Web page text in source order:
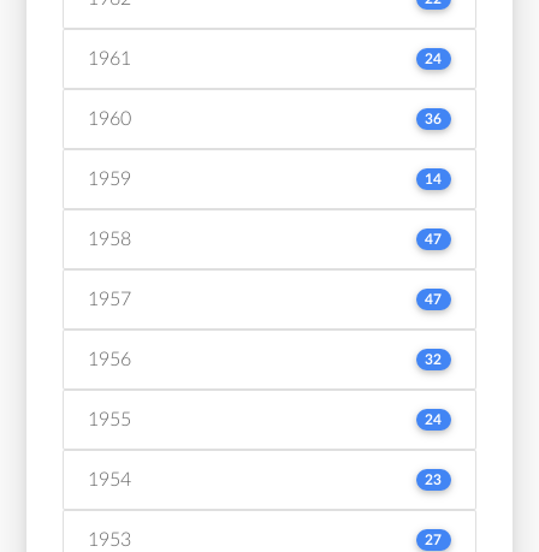
1961 24
1960 36
1959 14
1958 47
1957 47
1956 32
1955 24
1954 23
1953 27